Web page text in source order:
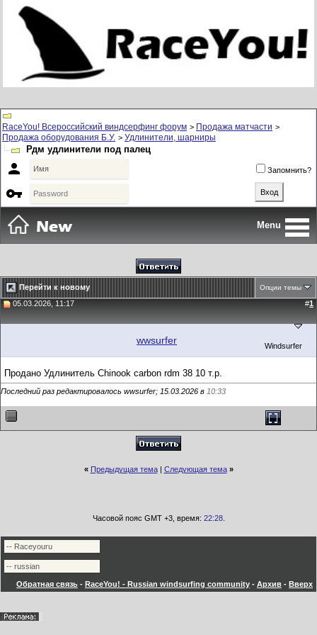
RaceYou! Всероссийский виндсерфинг форум > Продажа матчасти >
Продажа оборудования Б.У. > Удлинители, шарниры
Рдм удлинители под палец
 Запомнить?

Menu
Перейти к новому Опции темы
05.03.2026, 11:17 #1
wwsurfer Windsurfer
Продано Удлинитель Chinook carbon rdm 38 10 т.р.
Последний раз редактировалось wwsurfer; 15.03.2026 в 10:33
« Предыдущая тема| Следующая тема »
Часовой пояс GMT +3, время: 22:28.
Обратная связь - RaceYou! - Russian windsurfing community - Архив - Вверх